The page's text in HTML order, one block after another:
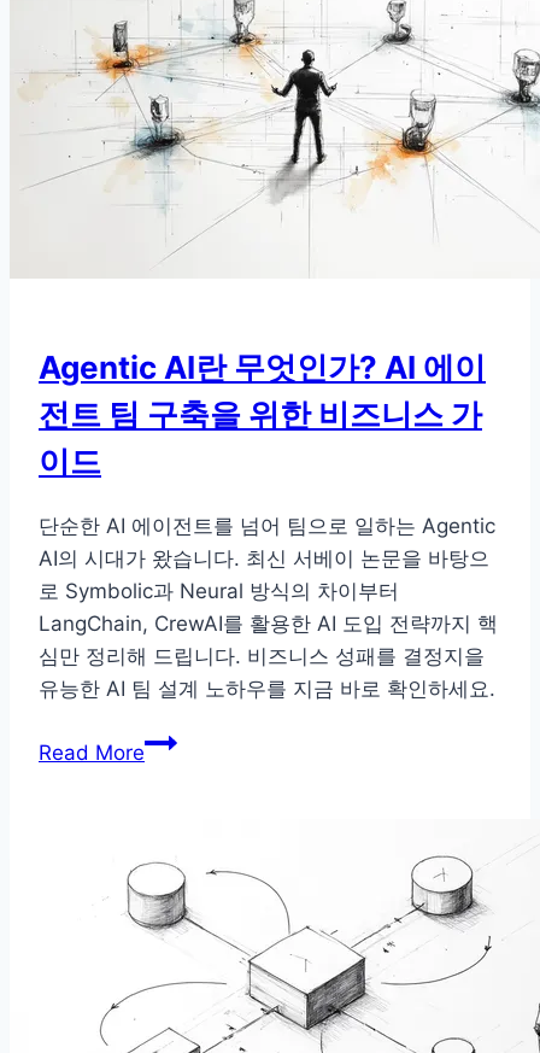
드:
AI
를
‘사
서’에
서
략
드
는
Agentic AI란 무엇인가? AI 에이
전트 팀 구축을 위한 비즈니스 가
이드
단순한 AI 에이전트를 넘어 팀으로 일하는 Agentic
AI의 시대가 왔습니다. 최신 서베이 논문을 바탕으
로 Symbolic과 Neural 방식의 차이부터
LangChain, CrewAI를 활용한 AI 도입 전략까지 핵
심만 정리해 드립니다. 비즈니스 성패를 결정지을
유능한 AI 팀 설계 노하우를 지금 바로 확인하세요.
Read MoreAgentic
엇
인
가?
이